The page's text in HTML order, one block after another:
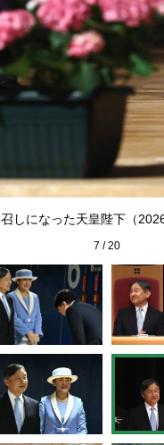
しになった天皇陛下（
7 /20